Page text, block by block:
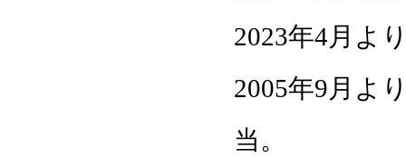
2023年4月よ
2005年9月よ
当。